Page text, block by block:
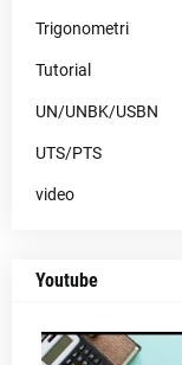
Trigonometri
Tutorial
UN/UNBK/USBN
UTS/PTS
video
Youtube